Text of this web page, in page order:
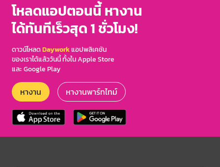
โหลดแอปตอนนี้ หางาน
ได้ทันทีเร็วสุด 1 ชั่วโมง!
ดาวน์โหลดDayworkแอปพลิเคชัน
ของเราได้แล้ววันนี้ ทั้งใน Apple Store
และ Google Play
หางาน หางานพาร์ทไทม์